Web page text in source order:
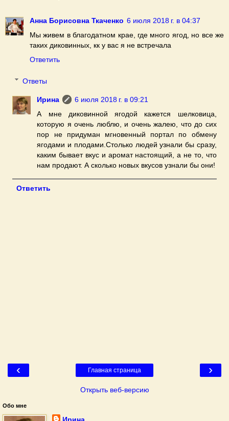
Анна Борисовна Ткаченко 6 июля 2018 г. в 04:37
Мы живем в благодатном крае, где много ягод, но все же
таких диковинных, кк у вас я не встречала
Ответить
Ответы
Ирина
6 июля 2018 г. в 09:21
А мне диковинной ягодой кажется шелковица,
которую я очень люблю, и очень жалею, что до сих
пор не придуман мгновенный портал по обмену
ягодами и плодами.Столько людей узнали бы сразу,
каким бывает вкус и аромат настоящий, а не то, что
нам продают. А сколько новых вкусов узнали бы они!
Ответить
‹ ›
Главная страница
Открыть веб-версию
Обо мне